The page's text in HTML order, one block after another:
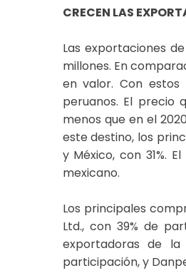
CRECEN LAS
Las exportaciones
millones. En
en valor. Con estos
peruanos. El precio
menos que en el
este destino, los
y México, con 31%.
mexicano.
Los principales
Ltd., con 39% de
exportadoras de la
participación, y